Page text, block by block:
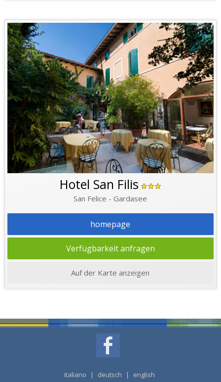
Hotel San Filis
San Felice - Gardasee
homepage
Verfügbarkeit anfragen
Auf der Karte anzeigen
italiano | deutsch | english